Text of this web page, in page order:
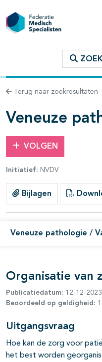
Terug naar zoekresultaten
Veneuze
VOLGEN
Initiatief: NVDV
Bijlagen
Veneuze pathologie /
binnen deze richtlijn
open- en
open- en
Organisatie van
Publicatiedatum: 12-12-2023
Beoordeeld op geldigheid:
Uitgangsvraag
Hoe kan de zorg voor
het best worden